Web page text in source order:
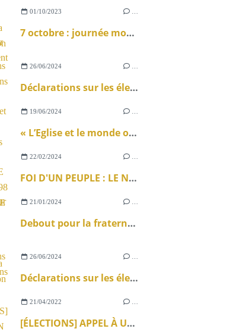
01/10/2023
7 octobre : journée mondiale pour le travail décent
26/06/2024
Déclarations sur les élections législatives
19/06/2024
« L’Eglise et le monde ouvrier » dans La Vie
22/02/2024
FOI D'UN PEUPLE : LE NUMÉRO 198 DISPONIBLE !
21/01/2024
Debout pour la fraternité : communiqué de la Mission ouvrière sur la loi immigration
26/06/2024
Déclarations sur les élections législatives
21/04/2022
[ÉLECTIONS] APPEL À UN SURSAUT CITOYEN AU SERVICE DU BIEN COMMUN